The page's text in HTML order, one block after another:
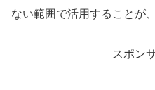
ない範囲で活用することが
スポン